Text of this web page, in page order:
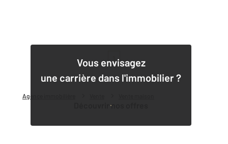
Agence immobilière
Vous envisagez
une carrière dans l'immobilier ?
Découvrir nos offres
1